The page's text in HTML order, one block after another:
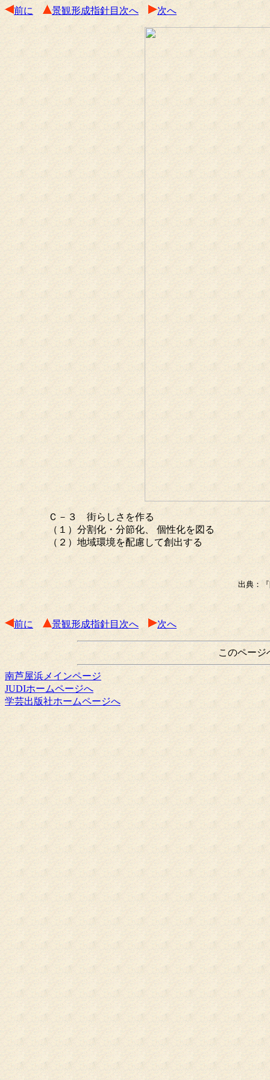
前に 景観形成指針目次へ 次へ
Ｃ－３ 街らしさを作る
（１）分割化・分節化、 個性化を図る
（２）地域環境を配慮して創出する
出典：
前に 景観形成指針目次へ 次へ
このページ
南芦屋浜メインページ
JUDIホームページへ
学芸出版社ホームページへ